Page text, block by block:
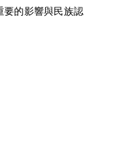
要的影響與民族認